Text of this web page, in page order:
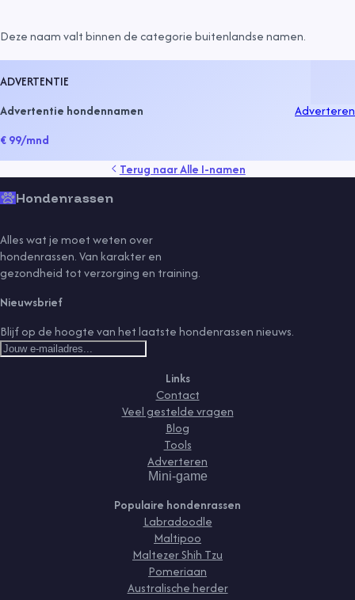
Deze naam valt binnen de categoriebuitenlandse namen.
ADVERTENTIE
Advertentie hondennamen
€ 99/mnd
Adverteren
Terug naarAlle I-namen
Hondenrassen
Alles wat je moet weten over
hondenrassen. Van karakter en
gezondheid tot verzorging en training.
Nieuwsbrief
Blijf op de hoogte van het laatste hondenrassen nieuws.
Links
Contact
Veel gestelde vragen
Blog
Tools
Adverteren
Mini-game
Populaire hondenrassen
Labradoodle
Maltipoo
Maltezer Shih Tzu
Pomeriaan
Australische herder